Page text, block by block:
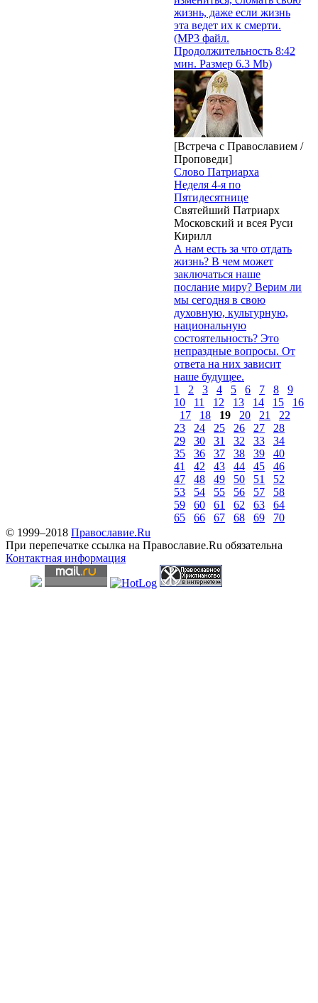
жизнь, даже если жизнь
эта ведет их к смерти.
(MP3 файл.
Продолжительность 8:42
мин. Размер 6.3 Mb)
[Встреча с Православием /
Проповеди]
Слово Патриарха
Неделя 4-я по
Пятидесятнице
Святейший Патриарх
Московский и всея Руси
Кирилл
А нам есть за что отдать
жизнь? В чем может
заключаться наше
послание миру? Верим ли
мы сегодня в свою
духовную, культурную,
национальную
состоятельность? Это
непраздные вопросы. От
ответа на них зависит
наше будущее.
1
2 3 4 5 6 7 8
9
10
11 12 13 14 15
16
17
18 19 20 21
22
23
24 25 26 27
28
29
30 31 32 33
34
35
36 37 38 39
40
41
42 43 44 45
46
47
48 49 50 51
52
53
54 55 56 57
58
59
60 61 62 63
64
65
66 67 68 69
70
© 1999–2018 Православие.Ru
При перепечатке ссылка на Православие.Ru обязательна
Контактная информация